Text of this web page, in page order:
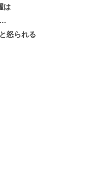
は
…
怒られる